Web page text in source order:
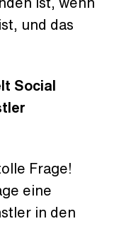
und das
Social
Frage!
eine
in den